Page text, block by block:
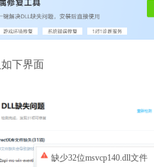
下界面
缺少32位msvcp140.dll文件